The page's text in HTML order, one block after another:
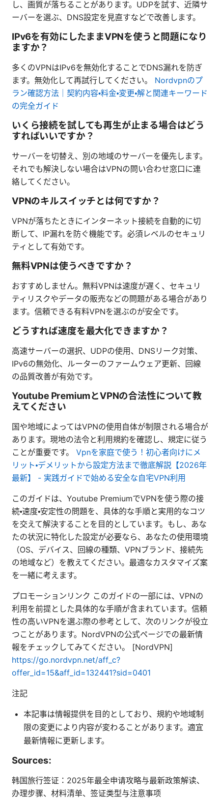
し、画質が落ちることがあります。UDPを試す、近隣サ
ーバーを選ぶ、DNS設定を見直すなどで改善します。
IPv6を有効にしたままVPNを使うと問題になり
ますか？
多くのVPNはIPv6を無効化することでDNS漏れを防ぎ
ます。無効化して再試行してください。 Nordvpnのプ
ラン確認方法｜契約内容・料金・変更・解と関連キーワード
の完全ガイド
いくら接続を試しても再生が止まる場合はどう
すればいいですか？
サーバーを切替え、別の地域のサーバーを優先します。
それでも解決しない場合はVPNの問い合わせ窓口に連
絡してください。
VPNのキルスイッチとは何ですか？
VPNが落ちたときにインターネット接続を自動的に切
断して、IP漏れを防ぐ機能です。必須レベルのセキュリ
ティとして有効です。
無料VPNは使うべきですか？
おすすめしません。無料VPNは速度が遅く、セキュリ
ティリスクやデータの販売などの問題がある場合があり
ます。信頼できる有料VPNを選ぶのが安全です。
どうすれば速度を最大化できますか？
高速サーバーの選択、UDPの使用、DNSリーク対策、
IPv6の無効化、ルーターのファームウェア更新、回線
の品質改善が有効です。
Youtube PremiumとVPNの合法性について教
えてください
国や地域によってはVPNの使用自体が制限される場合が
あります。現地の法令と利用規約を確認し、規定に従う
ことが重要です。 Vpnを家庭で使う！初心者向けにメ
リット・デメリットから設定方法まで徹底解説【2026年
最新】 - 実践ガイドで始める安全な自宅VPN利用
このガイドは、Youtube PremiumでVPNを使う際の接
続・速度・安定性の問題を、具体的な手順と実用的なコツ
を交えて解決することを目的としています。もし、あな
たの状況に特化した設定が必要なら、あなたの使用環境
（OS、デバイス、回線の種類、VPNブランド、接続先
の地域など）を教えてください。最適なカスタマイズ案
を一緒に考えます。
プロモーションリンク このガイドの一部には、VPNの
利用を前提とした具体的な手順が含まれています。信頼
性の高いVPNを選ぶ際の参考として、次のリンクが役立
つことがあります。NordVPNの公式ページでの最新情
報をチェックしてみてください。 [NordVPN]
https://go.nordvpn.net/aff_c?
offer_id=15&aff_id=132441?sid=0401
注記
本記事は情報提供を目的としており、規約や地域制
限の変更により内容が変わることがあります。適宜
最新情報に更新します。
Sources:
韩国旅行签证：2025年最全申请攻略与最新政策解读、
办理步骤、材料清单、签证类型与注意事项